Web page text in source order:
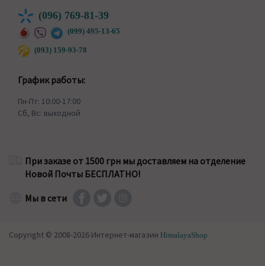
(096) 769-81-39
(099) 495-13-65
(093) 159-93-78
График работы:
Пн-Пт: 10:00-17:00
Сб, Вс: выходной
При заказе от 1500 грн мы доставляем на отделение
Новой Почты БЕСПЛАТНО!
Мы в сети
Copyright © 2008-2026 Интернет-магазин HimalayaShop